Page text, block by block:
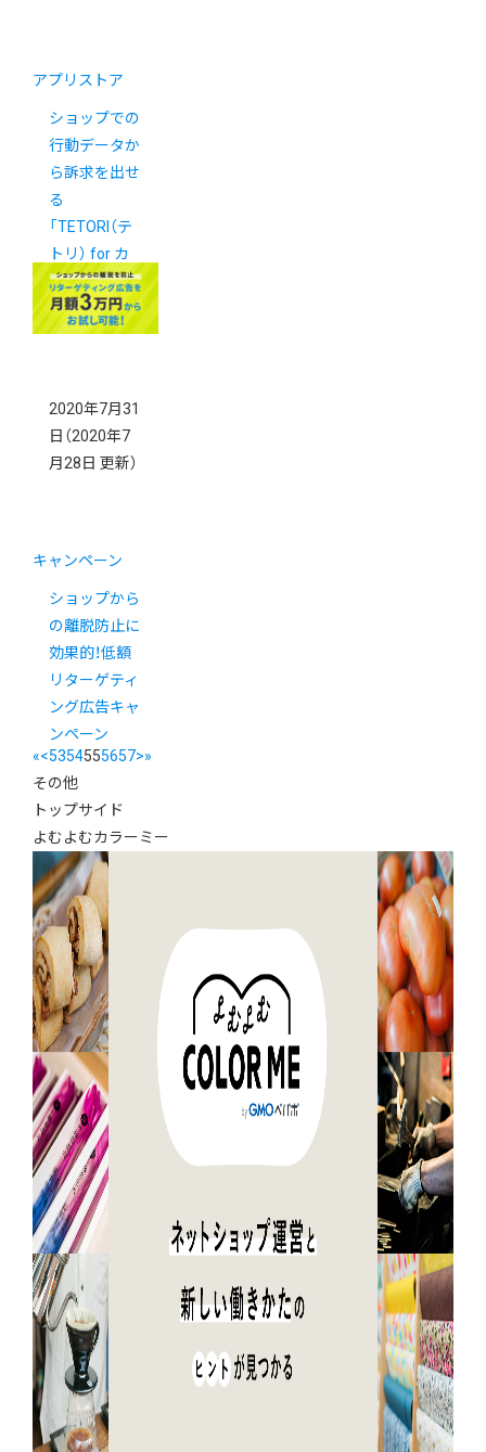
アプリストア
ショップでの
行動データか
ら訴求を出せ
る
「TETORI（テ
トリ） for カ
ラーミーショ
ップ」が登場！
2020年7月31
日 （2020年7
月28日 更新）
キャンペーン
ショップから
の離脱防止に
効果的！低額
リターゲティ
ング広告キャ
ンペーン
«<5354555657>»
その他
トップサイド
よむよむカラーミー